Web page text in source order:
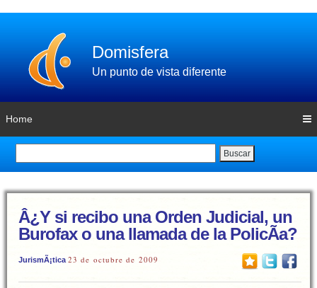
Domisfera
Un punto de vista diferente
Home
Buscar
Â¿Y si recibo una Orden Judicial, un
Burofax o una llamada de la PolicÃ­a?
JurismÃ¡tica 23 de octubre de 2009